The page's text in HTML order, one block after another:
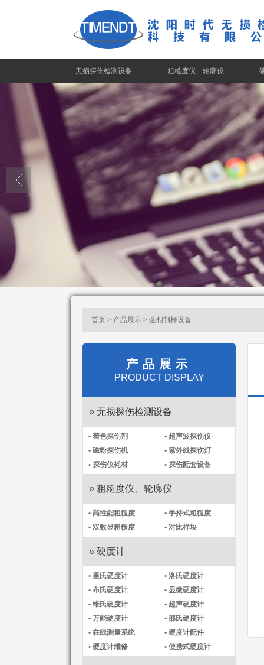
无损探伤检测设备 粗糙度仪、轮廓仪
首页 > 产品展示 > 金相制样设备
产品展示
PRODUCT DISPLAY
» 无损探伤检测设备
• 着色探伤剂
• 超声波探伤仪
• 磁粉探伤机
• 紫外线探伤灯
• 探伤仪耗材
• 探伤配套设备
» 粗糙度仪、轮廓仪
• 高性能粗糙度
• 手持式粗糙度
• 双数显粗糙度
• 对比样块
» 硬度计
• 里氏硬度计
• 洛氏硬度计
• 布氏硬度计
• 显微硬度计
• 维氏硬度计
• 超声硬度计
• 万能硬度计
• 邵氏硬度计
• 在线测量系统
• 硬度计配件
• 硬度计维修
• 便携式硬度计